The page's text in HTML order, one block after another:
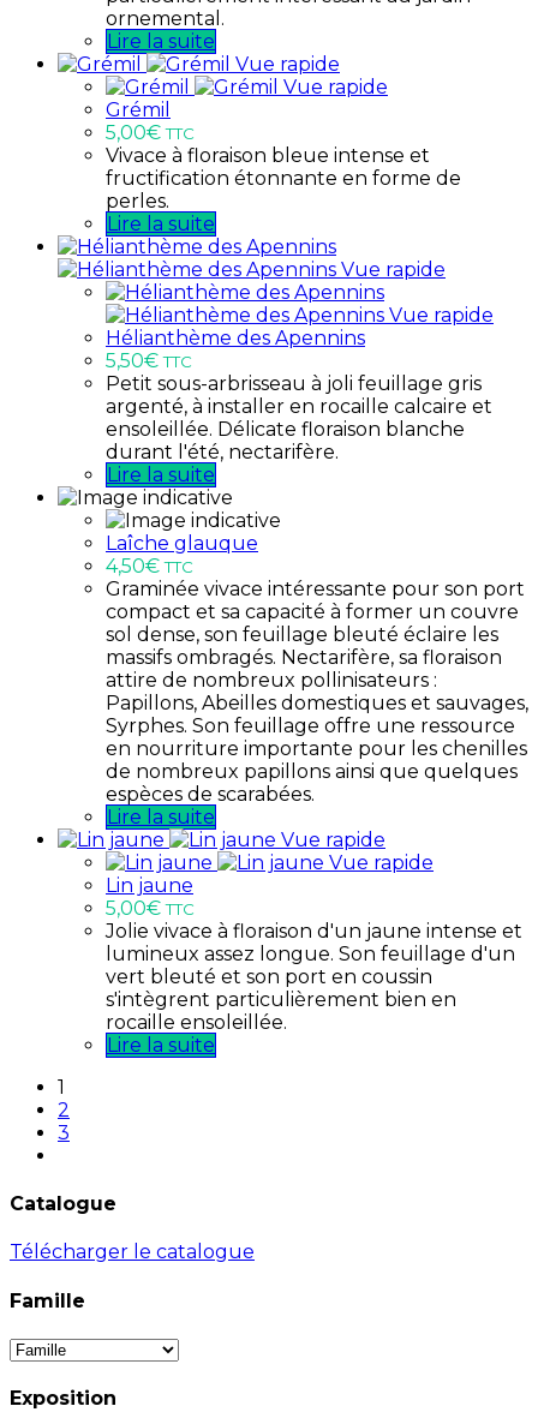
ornemental.
Lire la suite
Vue rapide
Vue rapide
Grémil
5,00€ TTC
Vivace à floraison bleue intense et
fructification étonnante en forme de
perles.
Lire la suite
Vue rapide
Vue rapide
Hélianthème des Apennins
5,50€ TTC
Petit sous-arbrisseau à joli feuillage gris
argenté, à installer en rocaille calcaire et
ensoleillée. Délicate floraison blanche
durant l'été, nectarifère.
Lire la suite
Laîche glauque
4,50€ TTC
Graminée vivace intéressante pour son port
compact et sa capacité à former un couvre
sol dense, son feuillage bleuté éclaire les
massifs ombragés. Nectarifère, sa floraison
attire de nombreux pollinisateurs :
Papillons, Abeilles domestiques et sauvages,
Syrphes. Son feuillage offre une ressource
en nourriture importante pour les chenilles
de nombreux papillons ainsi que quelques
espèces de scarabées.
Lire la suite
Vue rapide
Vue rapide
Lin jaune
5,00€ TTC
Jolie vivace à floraison d'un jaune intense et
lumineux assez longue. Son feuillage d'un
vert bleuté et son port en coussin
s'intègrent particulièrement bien en
rocaille ensoleillée.
Lire la suite
1
2
3
Catalogue
Télécharger le catalogue
Famille
Exposition